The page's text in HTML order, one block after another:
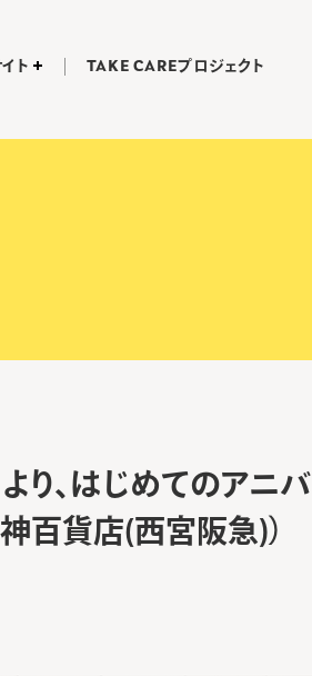
ト TAKE CAREプロジェクト
より、はじめてのアニバ
百貨店(西宮阪急)）